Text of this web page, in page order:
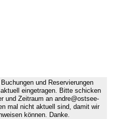
Buchungen und Reservierungen
eingetragen. Bitte schicken
und Zeitraum an andre@ostsee-
mal nicht aktuell sind, damit wir
können. Danke.